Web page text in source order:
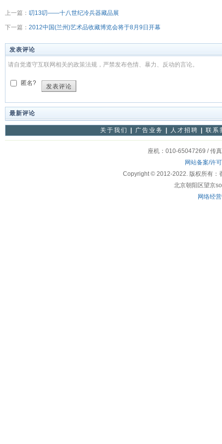
上一篇： 叨13叨——十八世纪冷兵器藏品展
下一篇： 2012中国(兰州)艺术品收藏博览会将于8月9日开幕
发表评论
请自觉遵守互联网相关的政策法规，严禁发布色情、暴力、反动的言论。
匿名?
发表评论
最新评论
关于我们 广告业务 人才招聘 联系
座机：010-65047269 / 传
网站备案/许
Copyright © 2012-2022. 版权所有：
北京朝阳区望京
网络经